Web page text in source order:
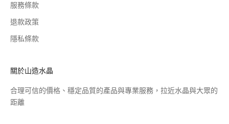
服務條款
退款政策
隱私條款
關於山造水晶
合理可信的價格、穩定品質的產品與專業服務，拉近水晶與大眾的
距離